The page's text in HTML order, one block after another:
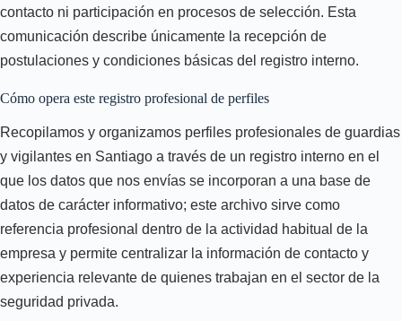
contacto ni participación en procesos de selección. Esta
comunicación describe únicamente la recepción de
postulaciones y condiciones básicas del registro interno.
Cómo opera este registro profesional de perfiles
Recopilamos y organizamos perfiles profesionales de guardias
y vigilantes en Santiago a través de un registro interno en el
que los datos que nos envías se incorporan a una base de
datos de carácter informativo; este archivo sirve como
referencia profesional dentro de la actividad habitual de la
empresa y permite centralizar la información de contacto y
experiencia relevante de quienes trabajan en el sector de la
seguridad privada.